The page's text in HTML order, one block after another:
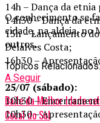
O conhecimento se
cidade, na aldeia, no
outros.
Tópicos Relacionados:
A Seguir
Baile da Melhor Idade
Cocal do Sul
14h – Dança da etnia
14h30 – Dança da
15h – Lançamento
Delalves Costa;
16h30 –
25/07 (sábado):
10h30 –
10h30 –